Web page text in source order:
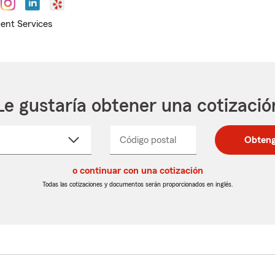
Services
gustaría obtener una
Código postal
postal
de
postal
de
_____
o continuar con una cotización
Todas las cotizaciones y documentos serán proporcionados en inglés.